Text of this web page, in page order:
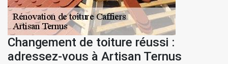
Changement de toiture réussi :
adressez-vous à Artisan Ternus